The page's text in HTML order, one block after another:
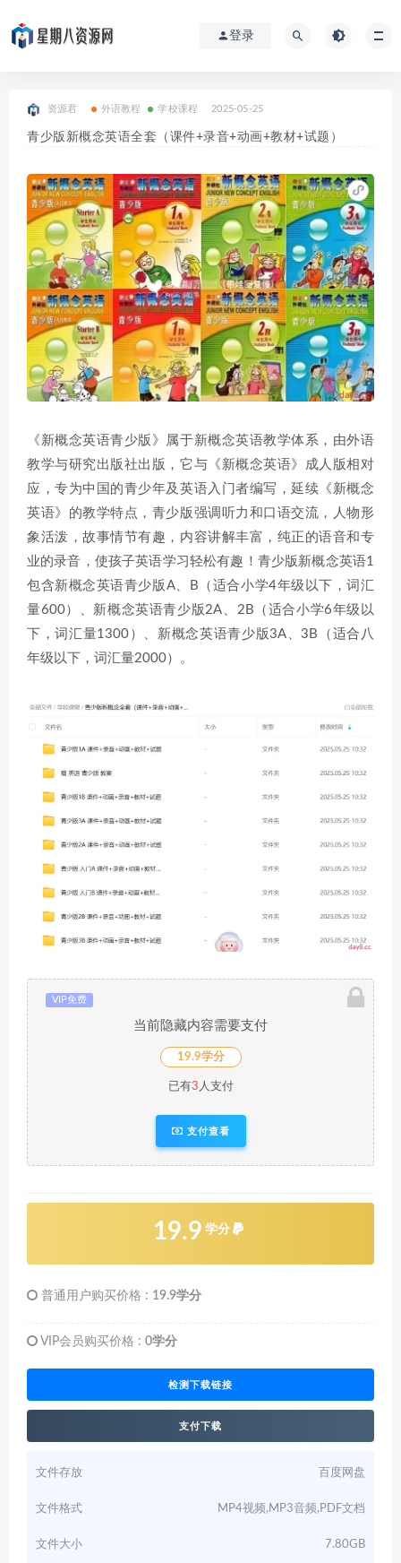
登录
资源君 外语教程 学校课程 2025-05-25
青少版新概念英语全套（课件+录音+动画+教材+试题）
《新概念英语青少版》属于新概念英语教学体系，由外语
教学与研究出版社出版，它与《新概念英语》成人版相对
应，专为中国的青少年及英语入门者编写，延续《新概念
英语》的教学特点，青少版强调听力和口语交流，人物形
象活泼，故事情节有趣，内容讲解丰富，纯正的语音和专
业的录音，使孩子英语学习轻松有趣！青少版新概念英语1
包含新概念英语青少版A、B（适合小学4年级以下，词汇
量600）、新概念英语青少版2A、2B（适合小学6年级以
下，词汇量1300）、新概念英语青少版3A、3B（适合八
年级以下，词汇量2000）。
VIP免费
当前隐藏内容需要支付
19.9学分
已有3 人支付
支付查看
19.9 学分
普通用户购买价格 : 19.9学分
VIP会员购买价格 : 0学分
检测下载链接
支付下载
文件存放 百度网盘
文件格式 MP4视频,MP3音频,PDF文档
文件大小 7.80GB